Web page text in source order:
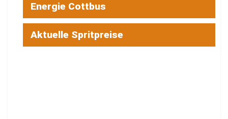
Energie Cottbus
Aktuelle Spritpreise